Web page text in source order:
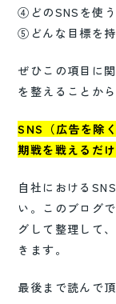
④どのSNSを使
⑤どんな目標を
ぜひこの項目に
を整えることか
SNS（広告を除
期戦を戦えるだ
自社における
い。このブログ
グして整理して
きます。
最後まで読んで